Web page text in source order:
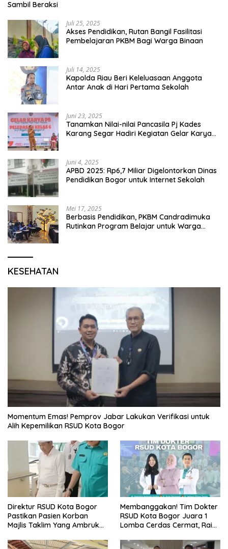
Sambil Beraksi
Juli 25, 2025
Akses Pendidikan, Rutan Bangil Fasilitasi
Pembelajaran PKBM Bagi Warga Binaan
Juli 14, 2025
Kapolda Riau Beri Keleluasaan Anggota
Antar Anak di Hari Pertama Sekolah
Juni 23, 2025
Tanamkan Nilai-nilai Pancasila Pj Kades
Karang Segar Hadiri Kegiatan Gelar Karya
Juni 4, 2025
APBD 2025: Rp6,7 Miliar Digelontorkan Dinas
Pendidikan Bogor untuk Internet Sekolah
Mei 17, 2025
Berbasis Pendidikan, PKBM Candradimuka
Rutinkan Program Belajar untuk Warga
KESEHATAN
Momentum Emas! Pemprov Jabar Lakukan Verifikasi untuk
Alih Kepemilikan RSUD Kota Bogor
Direktur RSUD Kota Bogor
Pastikan Pasien Korban
Majlis Taklim Yang Ambruk
Perawatan Maksimal
Membanggakan! Tim Dokter
RSUD Kota Bogor Juara 1
Lomba Cerdas Cermat, Raih
Se-Bogor